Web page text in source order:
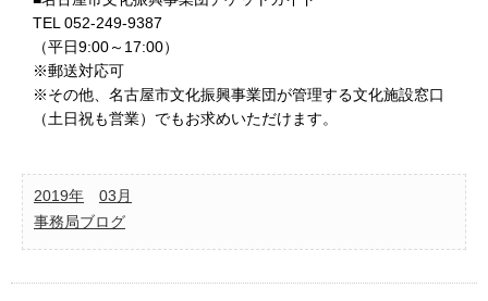
TEL 052-249-9387
（平日9:00～17:00）
※郵送対応可
※その他、名古屋市文化振興事業団が管理する文化施設窓口
（土日祝も営業）でもお求めいただけます。
2019年
03月
事務局ブログ